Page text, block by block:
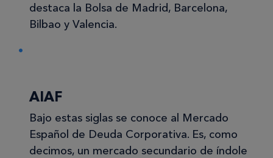
destaca la Bolsa de Madrid, Barcelona,
Bilbao y Valencia.
AIAF
Bajo estas siglas se conoce al Mercado
Español de Deuda Corporativa. Es, como
decimos, un mercado secundario de índole